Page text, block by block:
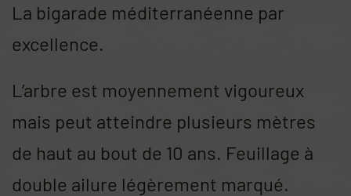
La bigarade méditerranéenne par
excellence.
L’arbre est moyennement vigoureux
mais peut atteindre plusieurs mètres
de haut au bout de 10 ans. Feuillage à
double ailure légèrement marqué.